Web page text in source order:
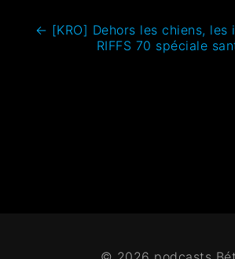
← [KRO] Dehors les chiens, les
RIFFS 70 spéciale